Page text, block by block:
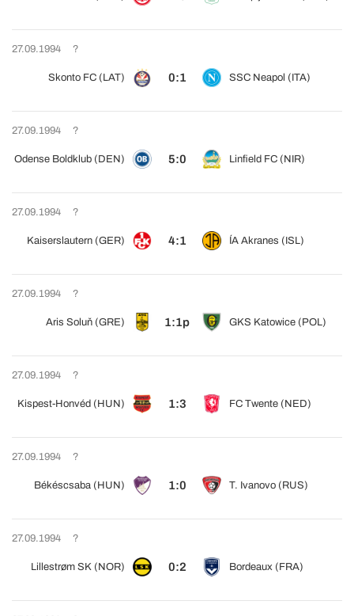
27.09.1994 ?
Skonto FC (LAT) 0:1 SSC Neapol (ITA)
27.09.1994 ?
Odense Boldklub (DEN) 5:0 Linfield FC (NIR)
27.09.1994 ?
Kaiserslautern (GER) 4:1 ÍA Akranes (ISL)
27.09.1994 ?
Aris Soluň (GRE) 1:1p GKS Katowice (POL)
27.09.1994 ?
Kispest-Honvéd (HUN) 1:3 FC Twente (NED)
27.09.1994 ?
Békéscsaba (HUN) 1:0 T. Ivanovo (RUS)
27.09.1994 ?
Lillestrøm SK (NOR) 0:2 Bordeaux (FRA)